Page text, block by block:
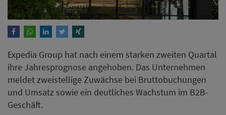
Expedia Group hat nach einem starken zweiten Quartal
ihre Jahresprognose angehoben. Das Unternehmen
meldet zweistellige Zuwächse bei Bruttobuchungen
und Umsatz sowie ein deutliches Wachstum im B2B-
Geschäft.